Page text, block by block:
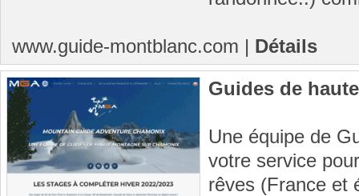
www.guide-montblanc.com | Détails
Guides de
Une équipe de
votre service
rêves (France et